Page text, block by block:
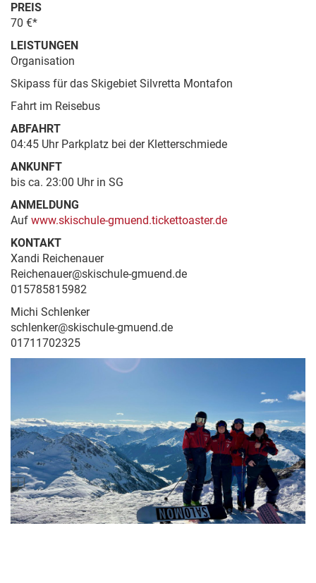
PREIS
70 €*
LEISTUNGEN
Organisation
Skipass für das Skigebiet Silvretta Montafon
Fahrt im Reisebus
ABFAHRT
04:45 Uhr Parkplatz bei der Kletterschmiede
ANKUNFT
bis ca. 23:00 Uhr in SG
ANMELDUNG
Auf www.skischule-gmuend.tickettoaster.de
KONTAKT
Xandi Reichenauer
Reichenauer@skischule-gmuend.de
015785815982
Michi Schlenker
schlenker@skischule-gmuend.de
01711702325